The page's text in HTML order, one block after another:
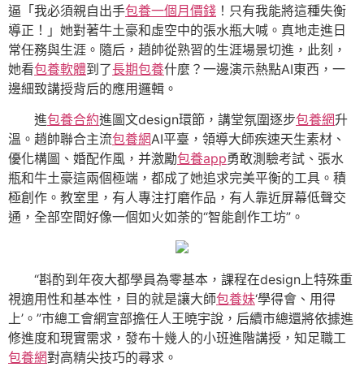
逼「我必須親自出手包養一個月價錢 ！只有我能將這種失衡
導正！」她對著牛土豪和虛空中的張水瓶大喊。真地走進日
常任務與生涯。隨后，趙帥從熟習的生涯場景切進，此刻，
她看包養軟體到了長期包養什麼？一邊演示熱點AI東西，一
邊細致講授背后的應用邏輯。
進包養合約進圖文design環節，講堂氛圍逐步包養網升
溫。趙帥聯合主流包養網AI平臺，領導大師疾速天生素材、
優化構圖、婚配作風，并激勵包養app勇敢測驗考試、張水
瓶和牛土豪這兩個極端，都成了她追求完美平衡的工具。積
極創作。教室里，有人專注打磨作品，有人靠近屏幕低聲交
通，全部空間好像一個如火如荼的“智能創作工坊”。
“斟酌到年夜大都學員為零基本，課程在design上特殊重
視適用性和基本性，目的就是讓大師包養妹‘學得會、用得
上’。”市總工會網宣部擔任人王曉宇說，后續市總還將依據進
修進度和現實需求，發布十幾人的小班進階講授，知足職工
包養網對高精尖技巧的尋求。